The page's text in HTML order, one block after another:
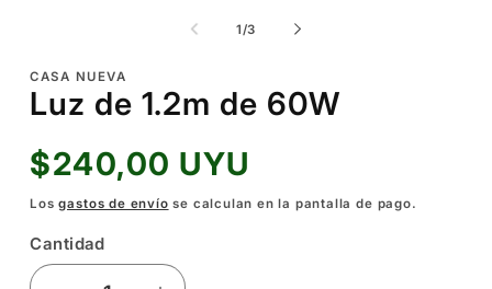
una
ventana
modal
1 /de
3
CASA NUEVA
Luz de 1.2m de 60W
Precio
habitual
$240,00 UYU
Losgastos de envío se calculan en la pantalla de pago.
Cantidad